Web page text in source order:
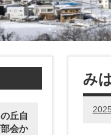
み
丘自
会か